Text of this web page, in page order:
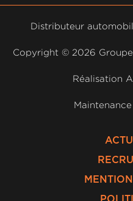
Distributeur
Copyright © 2026
Réalisation
Maintenance